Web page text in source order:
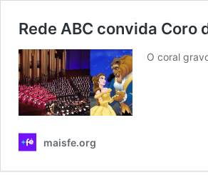
Rede ABC convida Coro
O coral
maisfe.org